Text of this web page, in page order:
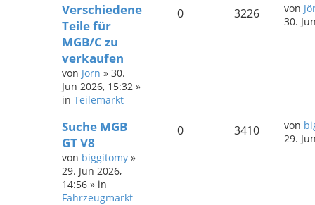
Verschiedene
Teile für
MGB/C zu
verkaufen
von Jörn » 30.
Jun 2026, 15:32 »
in Teilemarkt
0 3226 von
30.
Suche MGB
GT V8
von biggitomy »
29. Jun 2026,
14:56 » in
Fahrzeugmarkt
0 3410 von
29.